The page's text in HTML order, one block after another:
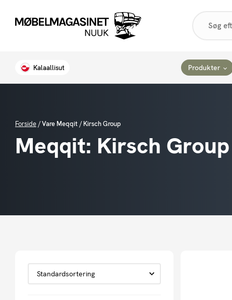
search
Kalaallisut Produkter
Forside /Vare Meqqit /Kirsch Group
Meqqit: Kirsch Group